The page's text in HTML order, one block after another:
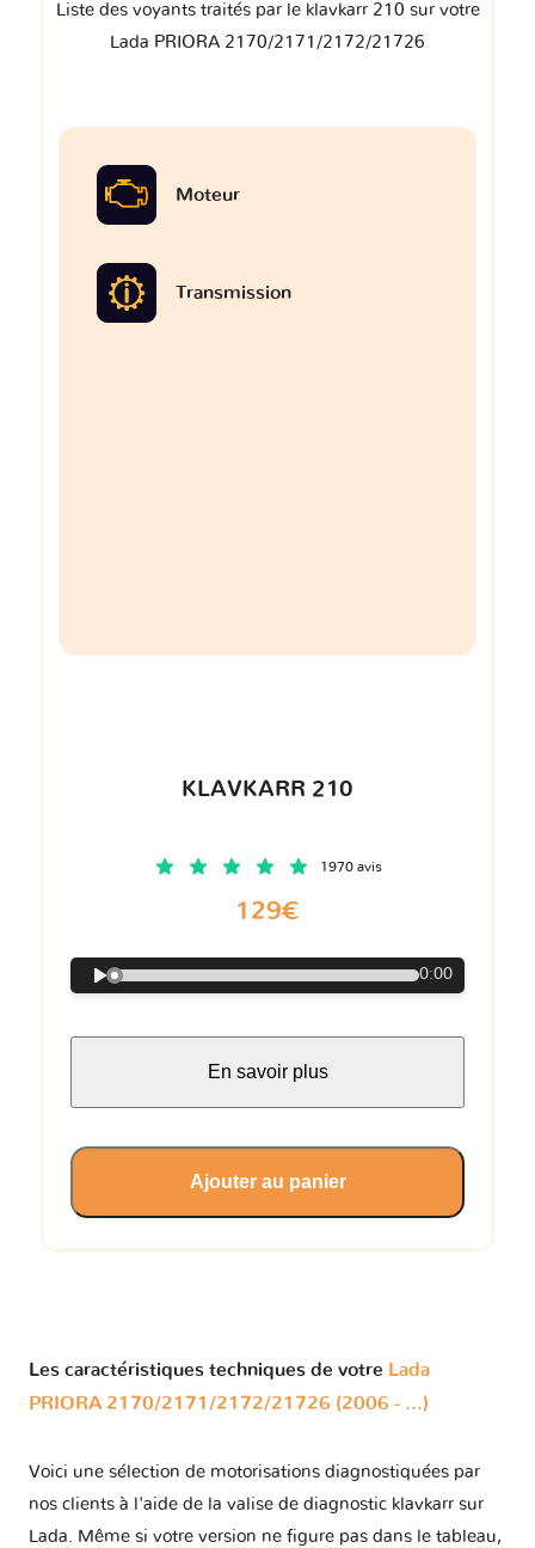
Liste des voyants traités par le klavkarr 210 sur votre
Lada PRIORA 2170/2171/2172/21726
Moteur
Transmission
KLAVKARR 210
1970 avis
129€
0:00
En savoir plus
Ajouter au panier
Les caractéristiques techniques de votre Lada
PRIORA 2170/2171/2172/21726 (2006 - ...)
Voici une sélection de motorisations diagnostiquées par
nos clients à l'aide de la valise de diagnostic klavkarr sur
Lada. Même si votre version ne figure pas dans le tableau,